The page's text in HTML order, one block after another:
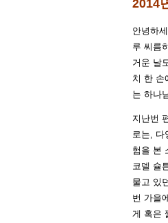
2014
안녕하
루 씨름
거운 날
치 한 손
는 하나
지난번
로는, 다
험을 본
코델 슐
물고 있
번 가을
게 혹은